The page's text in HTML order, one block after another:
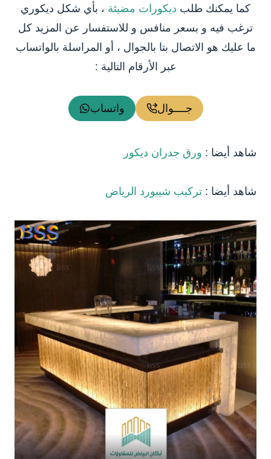
كما يمكنك طلب ديكورات مضيئة ، بأي شكل ديكوري
ترغب فيه و بسعر منافس و للاستفسار عن المزيد كل
ما عليك هو الاتصال بتا بالجوال ، أو المراسلة بالواتساب
عبر الأرقام التالية :
جــــوال واتساب
شاهد أيضا : ورق جدران ديكور
شاهد أيضا : تركيب شيبورد الرياض